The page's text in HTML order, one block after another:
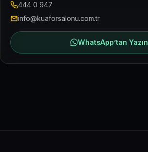
444 0 947
info@kuaforsalonu.com.tr
WhatsApp’tan Yazın